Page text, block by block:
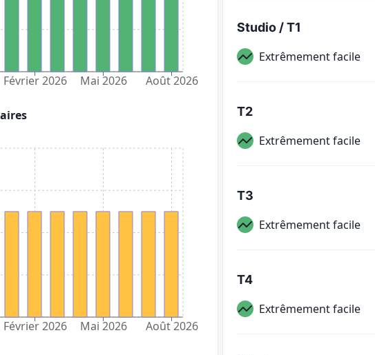
Février 2026 Mai 2026 Août 2026
Février 2026 Mai 2026 Août 2026
Studio / T1
Extrêmement facile
T2
Extrêmement facile
T3
Extrêmement facile
T4
Extrêmement facile